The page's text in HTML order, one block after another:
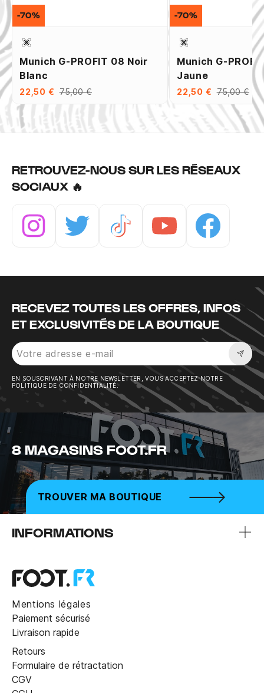
Munich G-PROFIT 08 Noir
Blanc
22,50 € 75,00 €
-70%
Munich G-
Jaune
22,50 € 75,00 €
-70%
RETROUVEZ-NOUS SUR LES RÉSEAUX
SOCIAUX 🔥
RECEVEZ TOUTES LES OFFRES, INFOS
ET EXCLUSIVITÉS DE LA BOUTIQUE
EN SOUSCRIVANT À NOTRE NEWSLETTER, VOUS ACCEPTEZ NOTRE
POLITIQUE DE CONFIDENTIALITÉ.
8 MAGASINS FOOT.FR
TROUVER MA BOUTIQUE
INFORMATIONS
Mentions légales
Paiement sécurisé
Livraison rapide
Retours
Formulaire de rétractation
CGV